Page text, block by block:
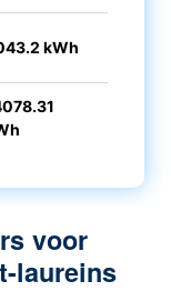
kWh
voor
laureins